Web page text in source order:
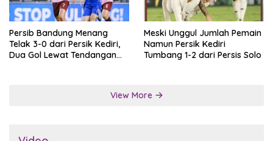
Persib Bandung Menang
Telak 3-0 dari Persik Kediri,
Dua Gol Lewat Tendangan
Meski Unggul Jumlah Pemain
Namun Persik Kediri
Tumbang 1-2 dari Persis Solo
View More